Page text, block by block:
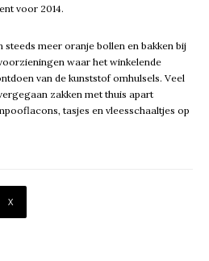
voor 2014.
steeds meer oranje bollen en bakken bij
waar het winkelende
van de kunststof omhulsels. Veel
zakken met thuis apart
tasjes en vleesschaaltjes op
X